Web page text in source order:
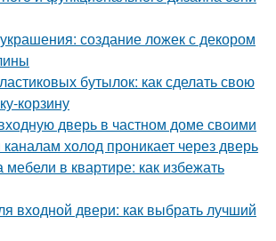
создание ложек с декором
бутылок: как сделать свою
корзину
дверь в частном доме своими
холод проникает через дверь
мебели в квартире: как избежать
входной двери: как выбрать лучший